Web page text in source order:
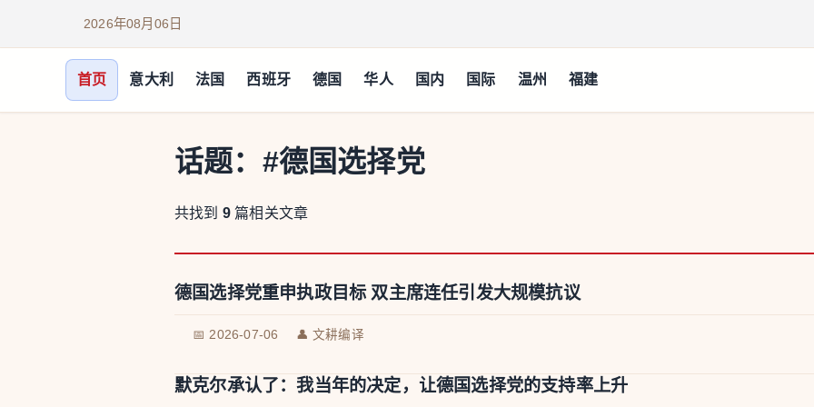
2026年08月06日
首页 意大利 法国 西班牙 德国 华人 国内 国际 温州 福建
话题： #德国选择党
共找到 9 篇相关文章
德国选择党重申执政目标 双主席连任引发大规模抗议
📅 2026-07-06 👤 文耕编译
默克尔承认了：我当年的决定，让德国选择党的支持率上升